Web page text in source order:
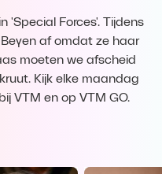
'Special Forces'. Tijdens
af omdat ze haar
moeten we afscheid
Kijk elke maandag
VTM en op VTM GO.